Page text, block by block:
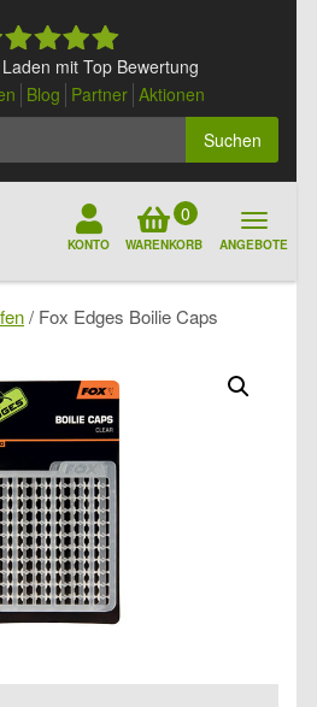
mit Top Bewertung
Blog Partner Aktionen
Suchen
KONTO
0
WARENKORB ANGEBOTE
/ Fox Edges Boilie Caps